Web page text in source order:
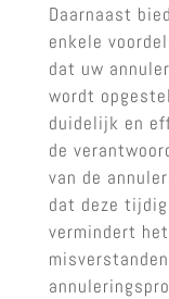
Daarnaast
enkele
dat uw
wordt
duidelijk en
de
van de
dat deze
vermindert